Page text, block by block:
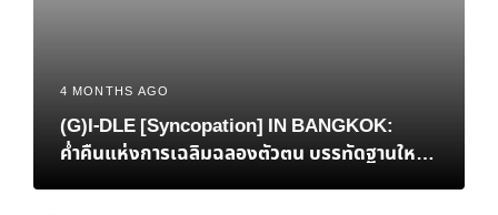
4 MONTHS AGO
(G)I-DLE [Syncopation] IN BANGKOK:
ค่ำคืนแห่งการเฉลิมฉลองตัวตน บรรทัดฐานใหม่
ของ K-Pop และการกลับบ้านที่แสนอบอุ่นของ ‘มิ